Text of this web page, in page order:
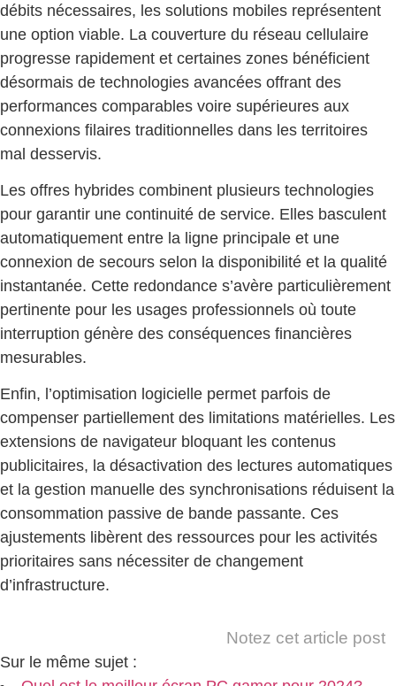
débits nécessaires, les solutions mobiles représentent
une option viable. La couverture du réseau cellulaire
progresse rapidement et certaines zones bénéficient
désormais de technologies avancées offrant des
performances comparables voire supérieures aux
connexions filaires traditionnelles dans les territoires
mal desservis.
Les offres hybrides combinent plusieurs technologies
pour garantir une continuité de service. Elles basculent
automatiquement entre la ligne principale et une
connexion de secours selon la disponibilité et la qualité
instantanée. Cette redondance s’avère particulièrement
pertinente pour les usages professionnels où toute
interruption génère des conséquences financières
mesurables.
Enfin, l’optimisation logicielle permet parfois de
compenser partiellement des limitations matérielles. Les
extensions de navigateur bloquant les contenus
publicitaires, la désactivation des lectures automatiques
et la gestion manuelle des synchronisations réduisent la
consommation passive de bande passante. Ces
ajustements libèrent des ressources pour les activités
prioritaires sans nécessiter de changement
d’infrastructure.
Notez cet article post
Sur le même sujet :